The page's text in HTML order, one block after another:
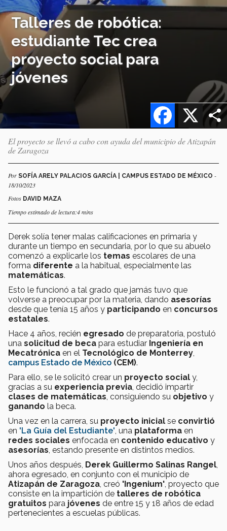
Talleres de robótica:
estudiante Tec crea
proyecto social para
jóvenes
X
Facebook
El proyecto se llevó a cabo con ayuda del municipio de Atizapán
de Zaragoza
Por SOFÍA ARELY PALACIOS GARCÍA | CAMPUS ESTADO DE MÉXICO -
18/10/2023
Fotos DAVID MAZA
Tiempo estimado de lectura:4 mins
Derek solía tener malas calificaciones en primaria y
durante un tiempo en secundaria, por lo que su abuelo
comenzó a explicarle los temas escolares de una
forma diferente a la habitual, especialmente las
matemáticas.
Esto le funcionó a tal grado que jamás tuvo que
volverse a preocupar por la materia, dando asesorías
desde que tenía 15 años y participando en concursos
estatales.
Hace 4 años, recién egresado de preparatoria, postuló
una solicitud de beca para estudiar Ingeniería en
Mecatrónica en el Tecnológico de Monterrey
campus Estado de México (CEM).
Para ello, se le solicitó crear un proyecto social y,
gracias a su experiencia previa , decidió impartir
clases de matemáticas , consiguiendo su objetivo y
ganando la beca.
Una vez en la carrera, su proyecto inicial se convirtió
en 'La Guía del Estudiante' , una plataforma en
redes sociales enfocada en contenido educativo y
asesorías , estando presente en distintos medios.
Unos años después, Derek Guillermo Salinas Rangel
ahora egresado, en conjunto con el municipio de
Atizapán de Zaragoza , creó 'Ingenium' , proyecto que
consiste en la impartición de talleres de robótica
gratuitos para jóvenes de entre 15 y 18 años de edad
pertenecientes a escuelas públicas.